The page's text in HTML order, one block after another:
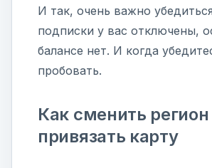
И так, очень важно
подписки у вас отключены,
балансе нет. И когда
пробовать.
Как сменить регион
привязать карту